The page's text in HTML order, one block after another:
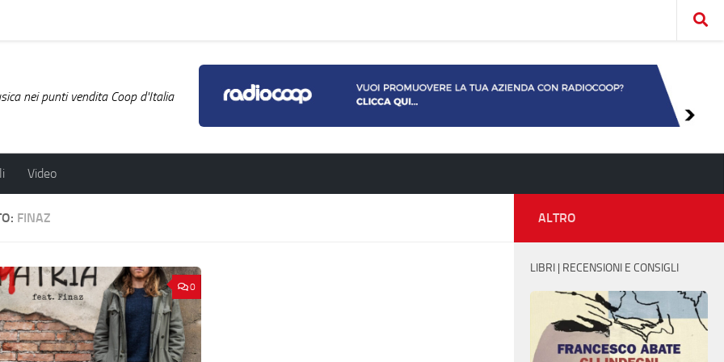
nei punti vendita Coop d'Italia
Video
FINAZ
0
ALTRO
LIBRI | RECENSIONI E CONSIGLI